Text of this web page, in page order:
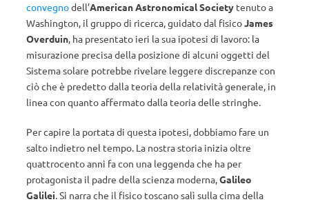
convegnodell’American Astronomical Society tenuto a
Washington, il gruppo di ricerca, guidato dal fisicoJames
Overduin, ha presentato ieri la sua ipotesi di lavoro: la
misurazione precisa della posizione di alcuni oggetti del
Sistema solare potrebbe rivelare leggere discrepanze con
ciò che è predetto dalla teoria della relatività generale, in
linea con quanto affermato dalla teoria delle stringhe.
Per capire la portata di questa ipotesi, dobbiamo fare un
salto indietro nel tempo. La nostra storia inizia oltre
quattrocento anni fa con una leggenda che ha per
protagonista il padre della scienza moderna,Galileo
Galilei. Si narra che il fisico toscano salì sulla cima della